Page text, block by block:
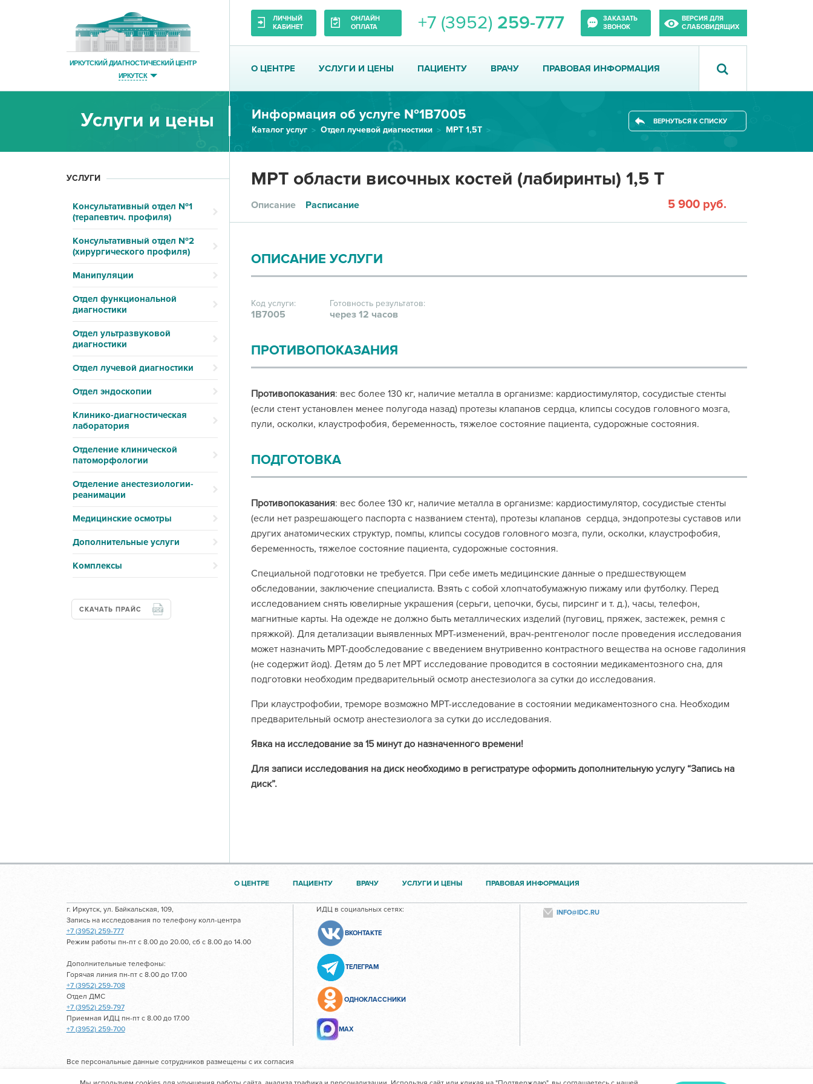
ИРКУТСКИЙ ДИАГНОСТИЧЕСКИЙ ЦЕНТР
ИРКУТСК
ЛИЧНЫЙ
КАБИНЕТ
ОНЛАЙН
ОПЛАТА
+7 (3952) 259-777
ЗАКАЗАТЬ
ЗВОНОК
ВЕРСИЯ ДЛЯ
СЛАБОВИДЯЩИХ
О ЦЕНТРЕ УСЛУГИ И ЦЕНЫ ПАЦИЕНТУ ВРАЧУ ПРАВОВАЯ ИНФОРМАЦИЯ
Услуги и цены Информация об услуге №1В7005
Каталог услуг Отдел лучевой диагностики
МРТ 1,5Т
ВЕРНУТЬСЯ К СПИСКУ
УСЛУГИ
Консультативный отдел №1
(терапевтич. профиля)
Консультативный отдел №2
(хирургического профиля)
Манипуляции
Отдел функциональной
диагностики
Отдел ультразвуковой
диагностики
Отдел лучевой диагностики
Отдел эндоскопии
Клинико-диагностическая
лаборатория
Отделение клинической
патоморфологии
Отделение анестезиологии-
реанимации
Медицинские осмотры
Дополнительные услуги
Комплексы
СКАЧАТЬ ПРАЙС
МРТ области височных костей (лабиринты) 1,5 Т
Описание Расписание 5 900 руб.
ОПИСАНИЕ УСЛУГИ
Код услуги:
1В7005
Готовность результатов:
через 12 часов
ПРОТИВОПОКАЗАНИЯ
Противопоказания: вес более 130 кг, наличие металла в организме: кардиостимулятор, сосудистые стенты
(если стент установлен менее полугода назад) протезы клапанов сердца, клипсы сосудов головного мозга,
пули, осколки, клаустрофобия, беременность, тяжелое состояние пациента, судорожные состояния.
ПОДГОТОВКА
Противопоказания: вес более 130 кг, наличие металла в организме: кардиостимулятор, сосудистые стенты
(если нет разрешающего паспорта с названием стента), протезы клапанов сердца, эндопротезы суставов или
других анатомических структур, помпы, клипсы сосудов головного мозга, пули, осколки, клаустрофобия,
беременность, тяжелое состояние пациента, судорожные состояния.
Специальной подготовки не требуется. При себе иметь медицинские данные о предшествующем
обследовании, заключение специалиста. Взять с собой хлопчатобумажную пижаму или футболку. Перед
исследованием снять ювелирные украшения (серьги, цепочки, бусы, пирсинг и т. д.), часы, телефон,
магнитные карты. На одежде не должно быть металлических изделий (пуговиц, пряжек, застежек, ремня с
пряжкой). Для детализации выявленных МРТ-изменений, врач-рентгенолог после проведения исследования
может назначить МРТ-дообследование с введением внутривенно контрастного вещества на основе гадолиния
(не содержит йод). Детям до 5 лет МРТ исследование проводится в состоянии медикаментозного сна, для
подготовки необходим предварительный осмотр анестезиолога за сутки до исследования.
При клаустрофобии, треморе возможно МРТ-исследование в состоянии медикаментозного сна. Необходим
предварительный осмотр анестезиолога за сутки до исследования.
Явка на исследование за 15 минут до назначенного времени!
Для записи исследования на диск необходимо в регистратуре оформить дополнительную услугу “Запись на
диск”.
О ЦЕНТРЕ ПАЦИЕНТУ ВРАЧУ УСЛУГИ И ЦЕНЫ ПРАВОВАЯ ИНФОРМАЦИЯ
г. Иркутск, ул. Байкальская, 109,
Запись на исследования по телефону колл-центра
+7 (3952) 259-777
Режим работы пн-пт с 8.00 до 20.00, сб с 8.00 до 14.00
Дополнительные телефоны:
Горячая линия пн-пт с 8.00 до 17.00
+7 (3952) 259-708
Отдел ДМС
+7 (3952) 259-797
Приемная ИДЦ пн-пт с 8.00 до 17.00
+7 (3952) 259-700
ИДЦ в социальных сетях:
ВКОНТАКТЕ
ТЕЛЕГРАМ
ОДНОКЛАССНИКИ
МАХ
INFO@IDC.RU
Все персональные данные сотрудников размещены с их согласия